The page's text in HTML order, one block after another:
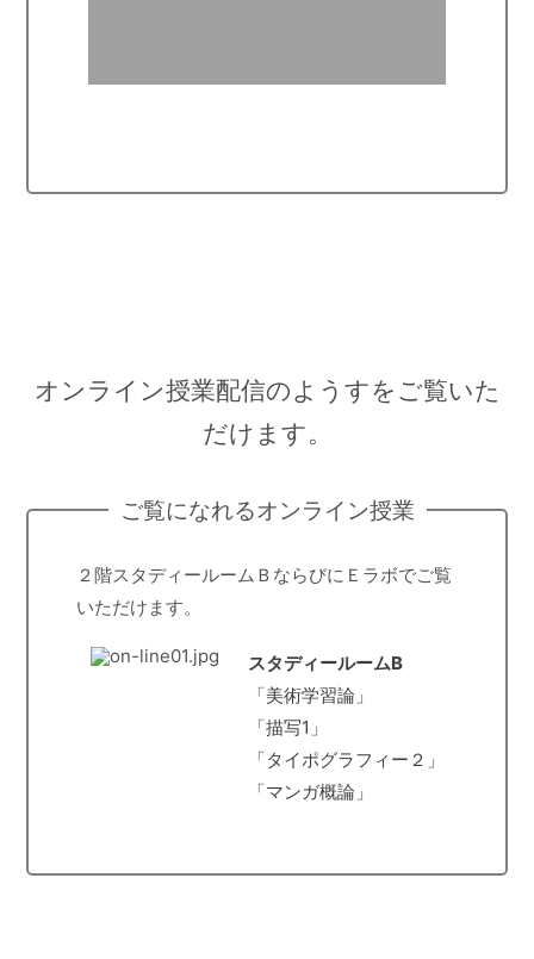
オンライン授業配信のようすをご覧いた
だけます。
ご覧になれるオンライン授業
２階スタディールームＢならびにＥラボでご覧
いただけます。
スタディールームB
「美術学習論」
「描写1」
「タイポグラフィー２」
「マンガ概論」